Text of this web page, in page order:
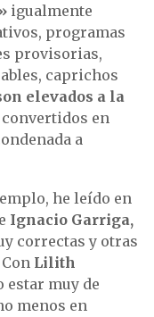
igualmente
programas
provisorias,
caprichos
elevados a la
en
a
he leído en
Ignacio Garriga,
correctas y otras
Lilith
estar muy de
menos en